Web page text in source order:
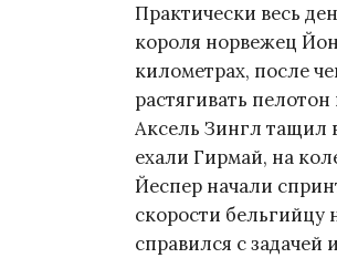
Практически весь
короля норвежец
километрах, после
растягивать
Аксель Зингл тащил
ехали Гирмай, на
Йеспер начали
скорости бельгийцу
справился с задачей